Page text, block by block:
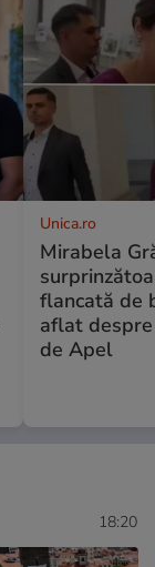
Unica.ro
Mirabela
flancată de
aflat
de Apel
18:20